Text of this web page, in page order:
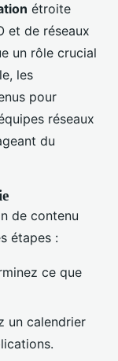
étroite
et de réseaux
un rôle crucial
les
pour
réseaux
du
de contenu
étapes :
ce que
un calendrier